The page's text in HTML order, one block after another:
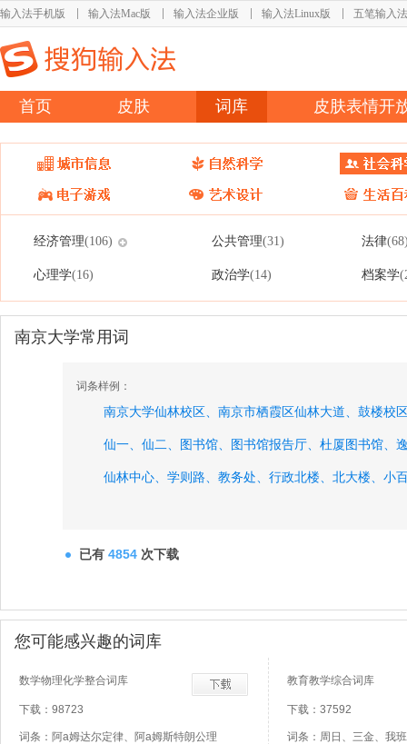
输入法手机版 输入法Mac版 输入法企业版 输入法Linux版 五笔输入法
首页 皮肤 词库 皮肤表情开
经济管理(106) 公共管理(31) 法律
心理学(16) 政治学(14) 档案学
南京大学常用词
词条样例：
南京大学仙林校区、 南京市栖霞区仙林大道、 鼓楼校
仙一、 仙二、 图书馆、 图书馆报告厅、 杜厦图书馆、
仙林中心、 学则路、 教务处、 行政北楼、 北大楼、 小
已有 4854 次下载
您可能感兴趣的词库
数学物理化学整合词库
下载：98723
词条：阿a姆达尔定律、阿a姆斯特朗公理
教育教学综合词库
下载：37592
词条：周日、三金、我